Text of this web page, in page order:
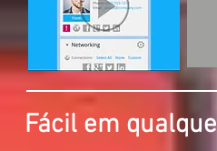
Fácil em